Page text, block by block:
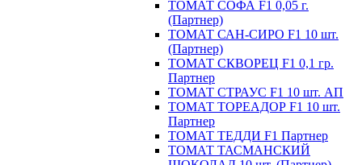
ТОМАТ СОФА F1 0,05 г.
(Партнер)
ТОМАТ САН-СИРО F1 10 шт.
(Партнер)
ТОМАТ СКВОРЕЦ F1 0,1 гр.
Партнер
ТОМАТ СТРАУС F1 10 шт. АП
ТОМАТ ТОРЕАДОР F1 10 шт.
Партнер
ТОМАТ ТЕДДИ F1 Партнер
ТОМАТ ТАСМАНСКИЙ